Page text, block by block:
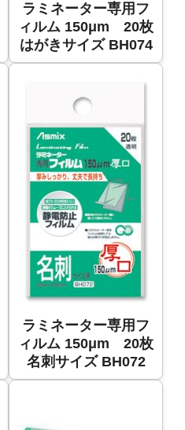
ラミネーター専用フ
ィルム 150μm 20枚
はがきサイズ BH074
ラミネーター専用フ
ィルム 150μm 20枚
名刺サイズ BH072